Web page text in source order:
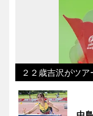
２２歳吉沢がツ